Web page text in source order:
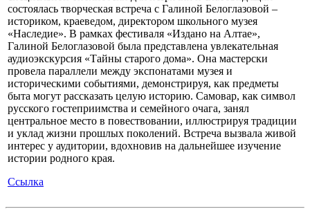
состоялась творческая встреча с Галиной Белоглазовой –
историком, краеведом, директором школьного музея
«Наследие». В рамках фестиваля «Издано на Алтае»,
Галиной Белоглазовой была представлена увлекательная
аудиоэкскурсия «Тайны старого дома». Она мастерски
провела параллели между экспонатами музея и
историческими событиями, демонстрируя, как предметы
быта могут рассказать целую историю. Самовар, как символ
русского гостеприимства и семейного очага, занял
центральное место в повествовании, иллюстрируя традиции
и уклад жизни прошлых поколений. Встреча вызвала живой
интерес у аудитории, вдохновив на дальнейшее изучение
истории родного края.
Ссылка